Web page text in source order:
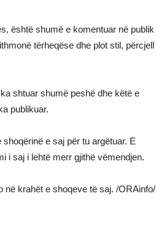
është shumë e komentuar në publik
tërheqëse dhe plot stil, përcjell
shtuar shumë peshë dhe këtë e
publikuar.
e saj për tu argëtuar. E
i saj i lehtë merr gjithë vëmendjen.
në krahët e shoqeve të saj. /ORAinfo/